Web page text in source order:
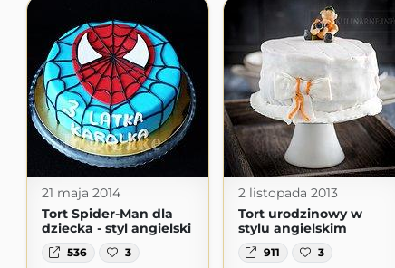
21 maja 2014
Tort Spider-Man dla
dziecka - styl angielski
536 3
2 listopada 2013
Tort urodzinowy w
stylu angielskim
911 3